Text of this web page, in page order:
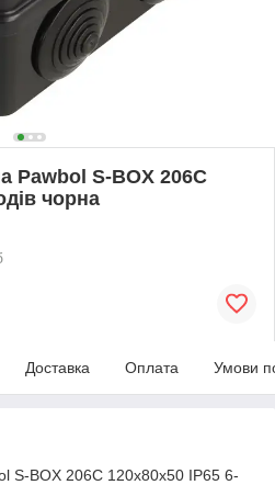
Pawbol S-BOX 206C
чорна
Доставка Оплата Умови
S-BOX 206C 120x80x50 IP65 6-